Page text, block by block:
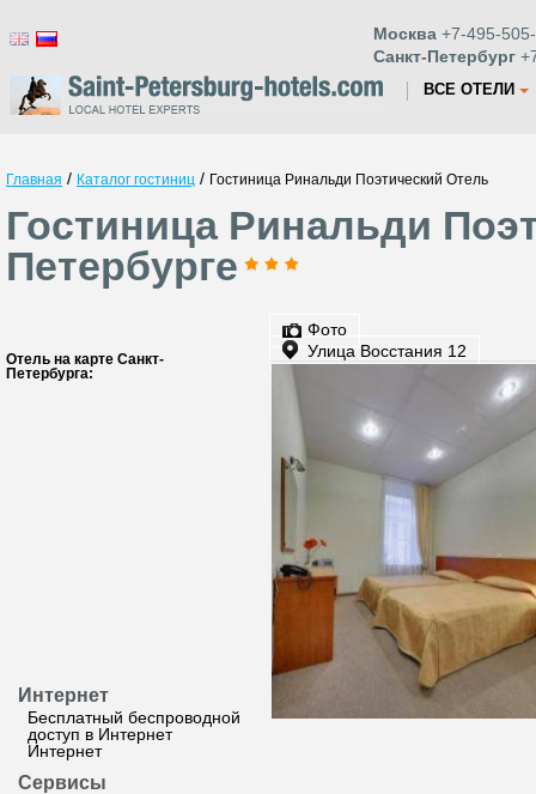
Москва +7-495-
Санкт-Петербург
ВСЕ ОТЕЛИ
Главная / Каталог гостиниц / Гостиница Ринальди Поэтический Отель
Гостиница Ринальди
Петербурге
Отель на карте Санкт-
Петербурга:
Интернет
Бесплатный беспроводной
доступ в Интернет
Интернет
Сервисы
Фото
Улица Восстания 12